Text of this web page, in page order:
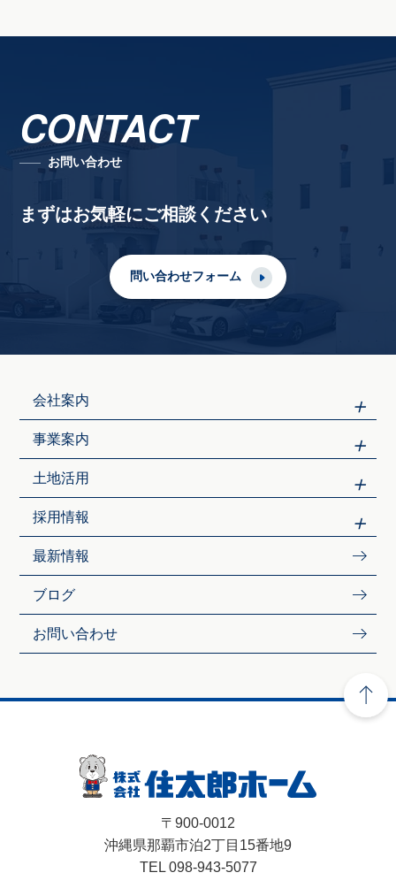
CONTACT
お問い合わせ
まずはお気軽にご相談ください
問い合わせフォーム
会社案内
事業案内
土地活用
採用情報
最新情報
ブログ
お問い合わせ
〒900-0012
沖縄県那覇市泊2丁目15番地9
TEL 098-943-5077